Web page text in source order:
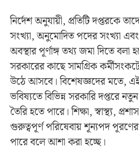
নির্দেশ অনুযায়ী, প্রতিটি দপ্তরকে
সংখ্যা, অনুমোদিত পদের সংখ্যা
অবস্থার পূর্ণাঙ্গ তথ্য জমা দিতে
সরকারের কাছে সামগ্রিক
উঠে আসবে। বিশেষজ্ঞদের মতে, এই
ভবিষ্যতে বিভিন্ন সরকারি দপ্তরে
তৈরি হতে পারে। শিক্ষা, স্বাস্থ্য,
গুরুত্বপূর্ণ পরিষেবায় শূন্যপদ
পারে বলে আশা করা হচ্ছে।